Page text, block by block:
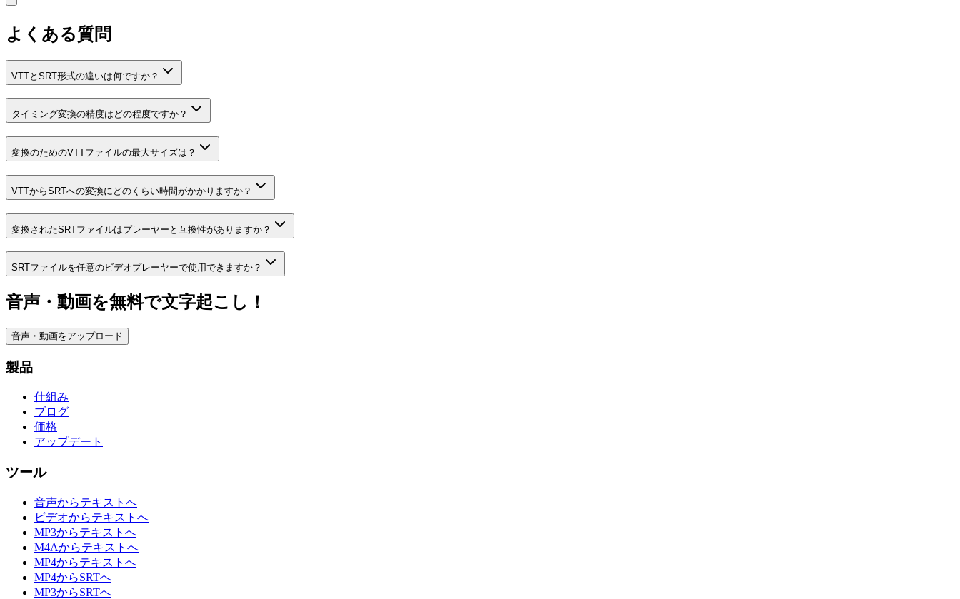
よくある質問
VTTとSRT形式の違いは何ですか？
タイミング変換の精度はどの程度ですか？
変換のためのVTTファイルの最大サイズは？
VTTからSRTへの変換にどのくらい時間がかかりますか？
変換されたSRTファイルはプレーヤーと互換性がありますか？
SRTファイルを任意のビデオプレーヤーで使用できますか？
音声・動画を無料で文字起こし！
音声・動画をアップロード
製品
仕組み
ブログ
価格
アップデート
ツール
音声からテキストへ
ビデオからテキストへ
MP3からテキストへ
M4Aからテキストへ
MP4からテキストへ
MP4からSRTへ
MP3からSRTへ